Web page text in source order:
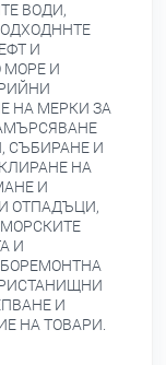
ВОДИ,
И
МОРЕ И
НА МЕРКИ ЗА
СЪБИРАНЕ И
НА
И
ОТПАДЪЦИ,
И
И
НА ТОВАРИ.